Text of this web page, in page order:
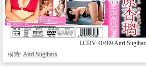
LCDV-40489 Anri
模特: Anri Sugihara